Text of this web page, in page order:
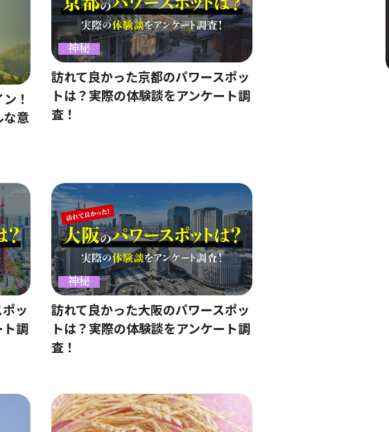
！
な意
神秘
訪れて良かった京都のパワースポッ
トは？実際の体験談をアンケート調
査！
ッ
ト調
神秘
訪れて良かった大阪のパワースポッ
トは？実際の体験談をアンケート調
査！